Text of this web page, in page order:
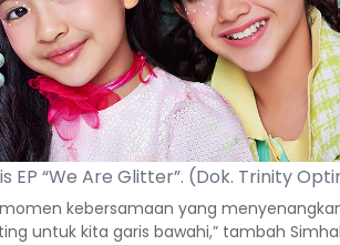
EP “We Are Glitter”. (Dok. Trinity
kebersamaan yang
untuk kita garis bawahi,” tambah